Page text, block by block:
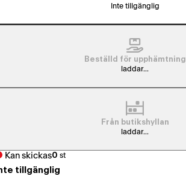
Inte tillgänglig
Beställd för upphämtning
laddar...
Från butikshyllan
laddar...
Kan skickas0 st
tillgänglig